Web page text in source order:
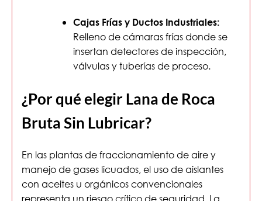
Cajas Frías y Ductos Industriales:
Relleno de cámaras frías donde se
insertan detectores de inspección,
válvulas y tuberías de proceso.
¿Por qué elegir Lana de Roca
Bruta Sin Lubricar?
En las plantas de fraccionamiento de aire y
manejo de gases licuados, el uso de aislantes
con aceites u orgánicos convencionales
representa un riesgo crítico de seguridad. La